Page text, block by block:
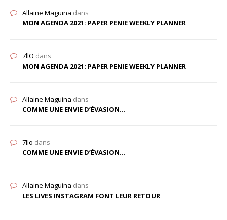
Allaine Maguina dans
MON AGENDA 2021: PAPER PENIE WEEKLY PLANNER
7llO dans
MON AGENDA 2021: PAPER PENIE WEEKLY PLANNER
Allaine Maguina dans
COMME UNE ENVIE D’ÉVASION…
7llo dans
COMME UNE ENVIE D’ÉVASION…
Allaine Maguina dans
LES LIVES INSTAGRAM FONT LEUR RETOUR